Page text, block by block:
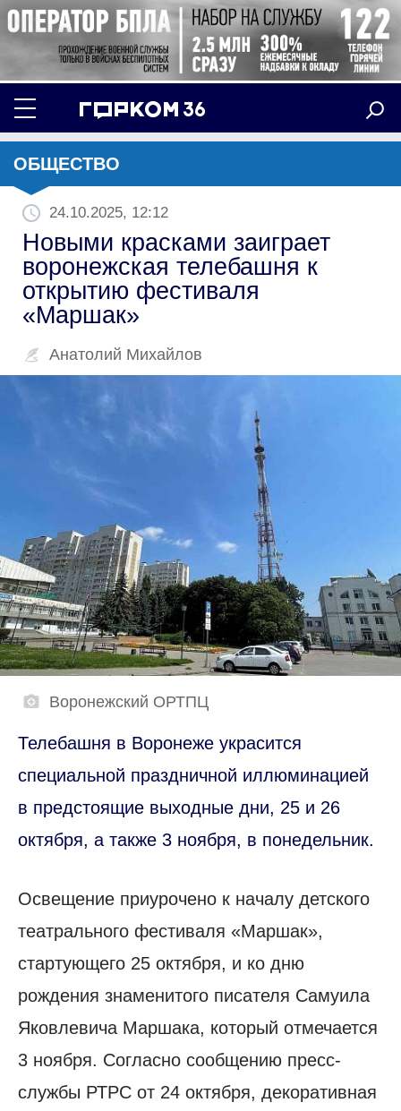
ОБЩЕСТВО
24.10.2025, 12:12
Новыми красками заиграет
воронежская телебашня к
открытию фестиваля
«Маршак»
Анатолий Михайлов
Воронежский ОРТПЦ
Телебашня в Воронеже украсится
специальной праздничной иллюминацией
в предстоящие выходные дни, 25 и 26
октября, а также 3 ноября, в понедельник.
Освещение приурочено к началу детского
театрального фестиваля «Маршак»,
стартующего 25 октября, и ко дню
рождения знаменитого писателя Самуила
Яковлевича Маршака, который отмечается
3 ноября. Согласно сообщению пресс-
службы РТРС от 24 октября, декоративная